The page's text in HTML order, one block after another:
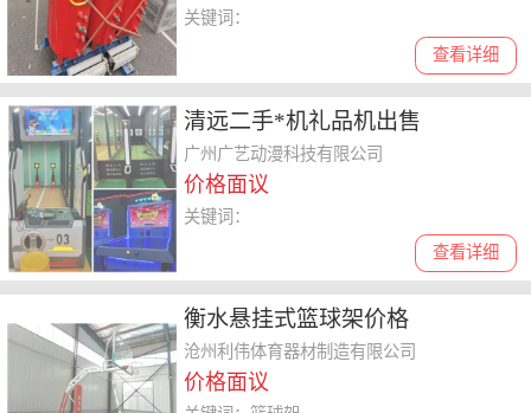
查看详细
关键词：
清远二手*机礼品机出售
广州广艺动漫科技有限公司
价格面议
查看详细
关键词：
衡水悬挂式篮球架价格
沧州利伟体育器材制造有限公司
价格面议